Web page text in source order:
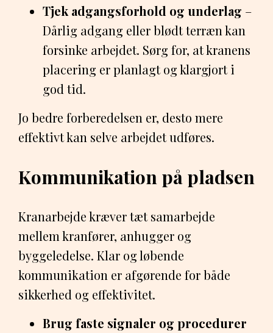
Tjek adgangsforhold og underlag –
Dårlig adgang eller blødt terræn kan
forsinke arbejdet. Sørg for, at kranens
placering er planlagt og klargjort i
god tid.
Jo bedre forberedelsen er, desto mere
effektivt kan selve arbejdet udføres.
Kommunikation på pladsen
Kranarbejde kræver tæt samarbejde
mellem kranfører, anhugger og
byggeledelse. Klar og løbende
kommunikation er afgørende for både
sikkerhed og effektivitet.
Brug faste signaler og procedurer